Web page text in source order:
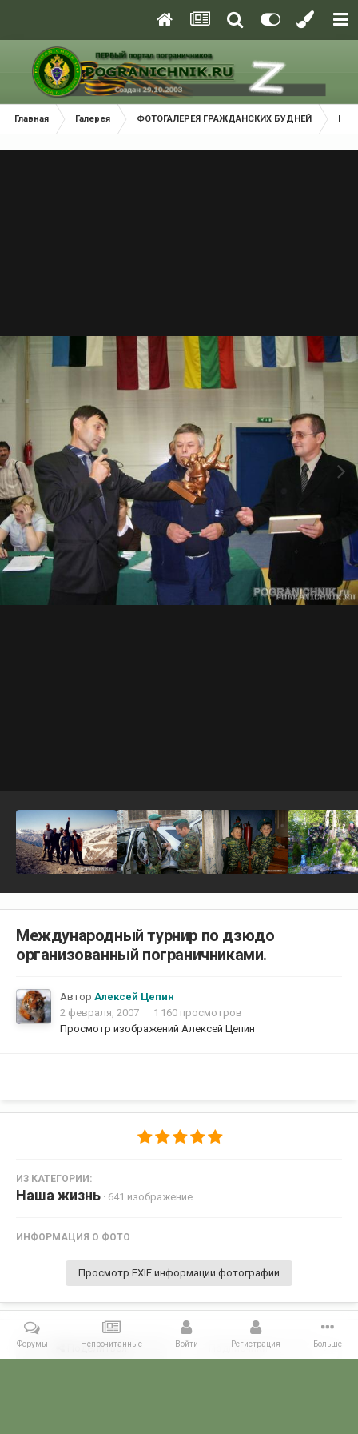
Главная Галерея ФОТОГАЛЕРЕЯ ГРАЖДАНСКИХ БУДНЕЙ
Международный турнир по дзюдо
организованный пограничниками.
Автор Алексей Цепин
2 февраля, 2007
1 160 просмотров
Просмотр изображений Алексей Цепин
ИЗ КАТЕГОРИИ:
Наша жизнь · 641 изображение
ИНФОРМАЦИЯ О ФОТО
Просмотр EXIF информации фотографии
Поделиться Подписчики 0
Форумы Непрочитанные Войти Регистрация Больше